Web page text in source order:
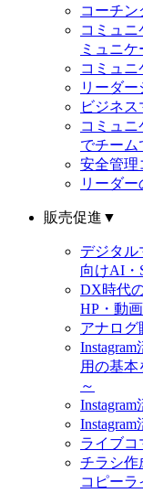
コーチン
コミュ
ミュニ
コミュ
リーダ
ビジネ
コミュ
でチーム
安全管理
リーダ
販売促進 ▼
デジタル
向けAI・
DX時代
HP・動
アナログ
用の基本
～
ライブコ
チラシ作
コピーラ